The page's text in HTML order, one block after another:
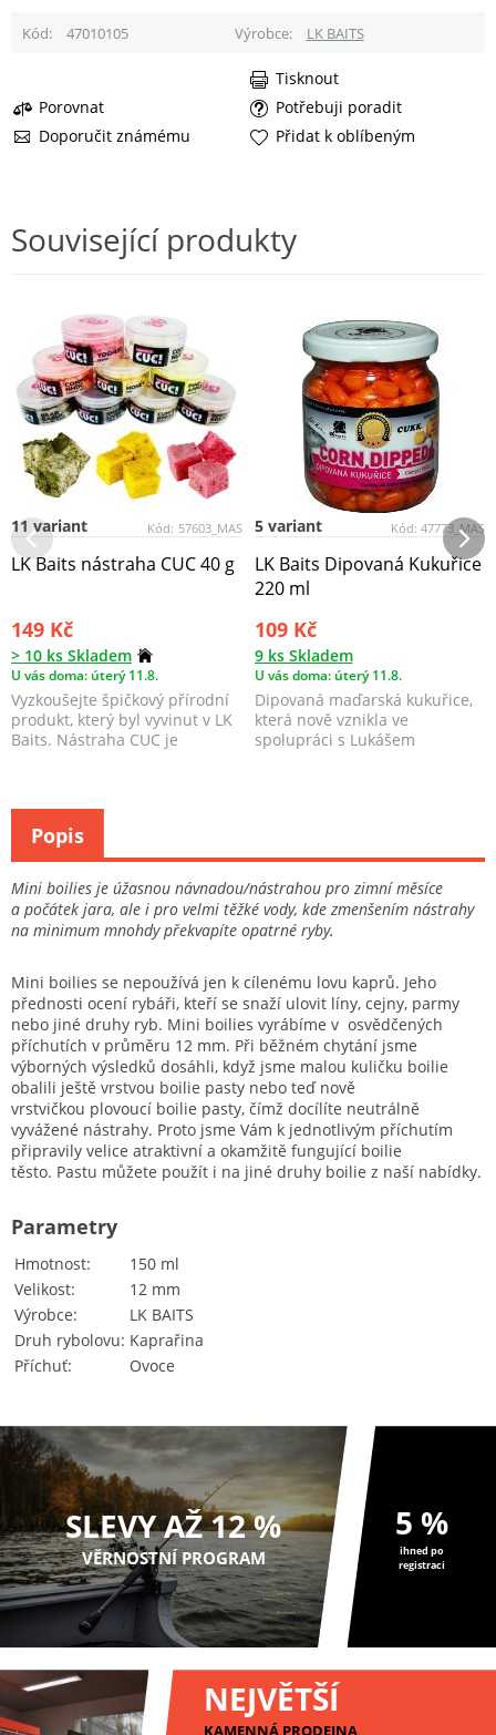
Kód 47010105 Výrobce LK BAITS
Porovnat
Potřebuji poradit
Doporučit známému
Tisknout
Přidat k oblíbeným
Související produkty
Kód: 57603_MAS
11 variant
LK Baits nástraha CUC 40 g
149 Kč
> 10 ks Skladem
U vás doma: úterý 11.8.
Vyzkoušejte špičkový přírodní
produkt, který byl vyvinut v LK
Baits. Nástraha CUC je
Kód: 47773_MAS
5 variant
LK Baits Dipovaná Kukuřice
220 ml
109 Kč
9 ks Skladem
U vás doma: úterý 11.8.
Dipovaná maďarská kukuřice,
která nově vznikla ve
spolupráci s Lukášem
Mini boilies je úžasnou návnadou/nástrahou pro zimní měsíce
a počátek jara, ale i pro velmi těžké vody, kde zmenšením nástrahy
na minimum mnohdy překvapíte opatrné ryby.
Mini boilies se nepoužívá jen k cílenému lovu kaprů. Jeho
přednosti ocení rybáři, kteří se snaží ulovit líny, cejny, parmy
nebo jiné druhy ryb. Mini boilies vyrábíme v osvědčených
příchutích v průměru 12 mm. Při běžném chytání jsme
výborných výsledků dosáhli, když jsme malou kuličku boilie
obalili ještě vrstvou boilie pasty nebo teď nově
vrstvičkou plovoucí boilie pasty, čímž docílíte neutrálně
vyvážené nástrahy. Proto jsme Vám k jednotlivým příchutím
připravily velice atraktivní a okamžitě fungující boilie
těsto. Pastu můžete použít i na jiné druhy boilie z naší nabídky.
Hmotnost
150 ml
Velikost
12 mm
Výrobce
LK BAITS
Druh rybolovu Kaprařina
Příchuť
Ovoce
Parametry
Popis
SLEVY AŽ 12 %
VĚRNOSTNÍ PROGRAM
5 %
ihned po
registraci
NEJVĚTŠÍ